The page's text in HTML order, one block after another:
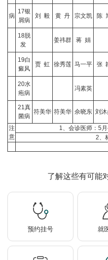
病
17银
屑病
刘 毅 黄 丹 宗文凯 陈
18脱
发
姜祎群 蒋 娟
19白
癜风
贾 虹 徐秀莲 马一平 张
20水
疱病
冯素英
21真
菌病
符美华 符美华 佘晓东 刘
注
意
1、会诊医师：
2、
了解这些有可能
预约挂号 就